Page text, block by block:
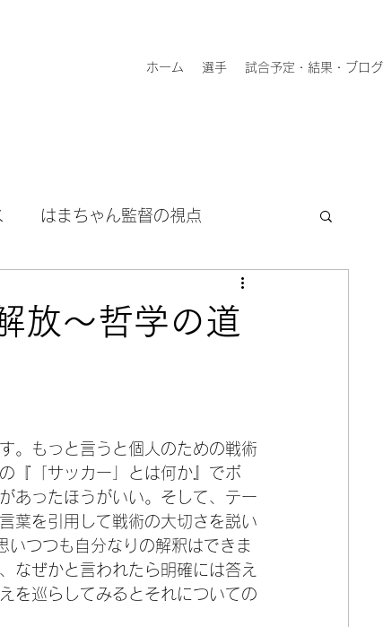
ホーム 選手 試合予定・結果・ブログ
はまちゃん監督の視点
放〜哲学の道
。もっと言うと個人のための戦術
『「サッカー」とは何か』でボ
あったほうがいい。そして、テー
葉を引用して戦術の大切さを説い
いつつも自分なりの解釈はできま
なぜかと言われたら明確には答え
を巡らしてみるとそれについての